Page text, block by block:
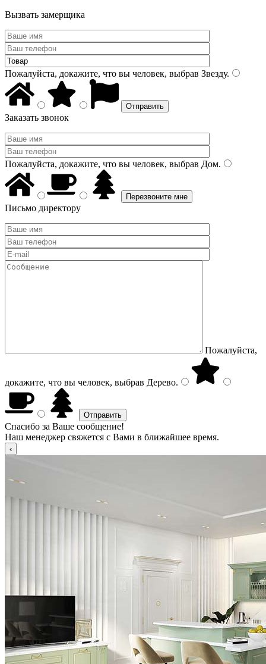
Вызвать замерщика
Пожалуйста, докажите, что вы человек, выбрав Звезду.
Заказать звонок
Пожалуйста, докажите, что вы человек, выбрав Дом.
Письмо директору
Пожалуйста,
докажите, что вы человек, выбрав Дерево.
Спасибо за Ваше сообщение!
Наш менеджер свяжется с Вами в ближайшее время.